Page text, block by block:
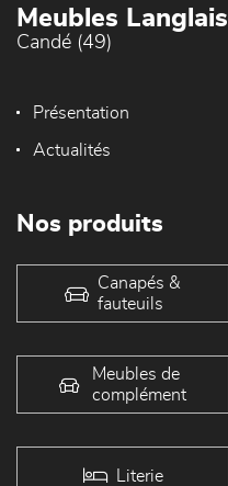
Meubles Langlais
Candé (49)
Présentation
Actualités
Nos produits
Canapés &
fauteuils
Meubles de
complément
Literie